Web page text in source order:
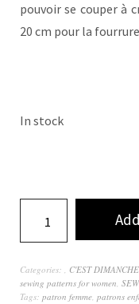
pouvoir se couper à
20 cm pour la
In stock
Categories: , C'EST
sewing patterns for women,
Tags: patron femme, patrons